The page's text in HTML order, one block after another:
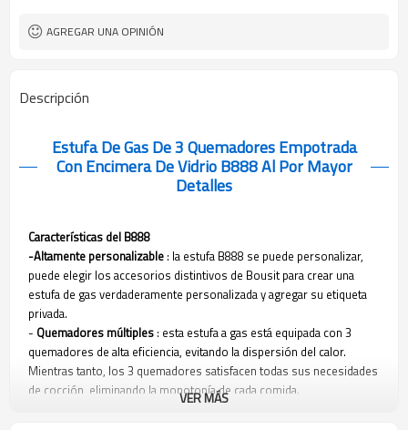
Cantidad mínima de pedido
AGREGAR UNA OPINIÓN
Descripción
Estufa De Gas De 3 Quemadores Empotrada
Con Encimera De Vidrio B888 Al Por Mayor
Detalles
Características del B888
-Altamente personalizable : la estufa B888 se puede personalizar,
puede elegir los accesorios distintivos de Bousit para crear una
estufa de gas verdaderamente personalizada y agregar su etiqueta
privada.
- Quemadores múltiples : esta estufa a gas está equipada con 3
quemadores de alta eficiencia, evitando la dispersión del calor.
Mientras tanto, los 3 quemadores satisfacen todas sus necesidades
de cocción, eliminando la monotonía de cada comida.
VER MÁS